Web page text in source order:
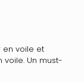
en voile et
Un must-